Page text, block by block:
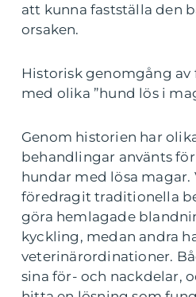
att kunna fastställa den
orsaken.
Historisk genomgång
med olika ”hund lös i
Genom historien har
behandlingar använts
hundar med lösa magar.
föredragit traditionella
göra hemlagade
kyckling, medan andra
veterinärordinationer.
sina för- och nackdelar,